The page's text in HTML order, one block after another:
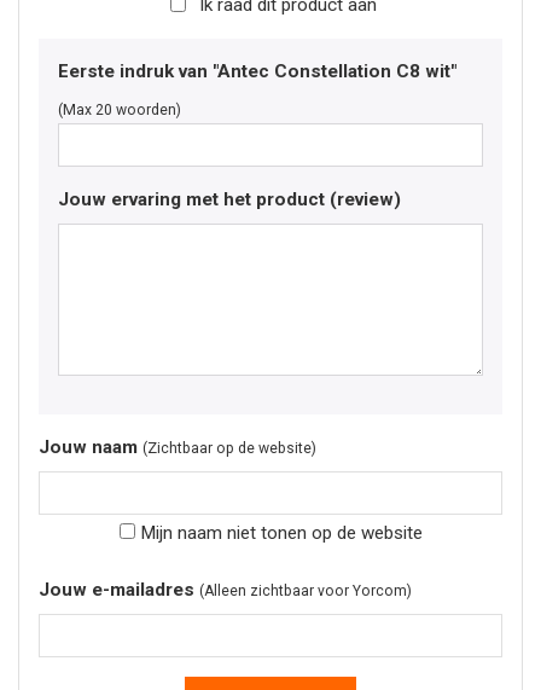
Ik raad dit product aan
Eerste indruk van "Antec Constellation C8 wit"
(Max 20 woorden)
Jouw ervaring met het product (review)
Jouw naam (Zichtbaar op de website)
Mijn naam niet tonen op de website
Jouw e-mailadres (Alleen zichtbaar voor Yorcom)